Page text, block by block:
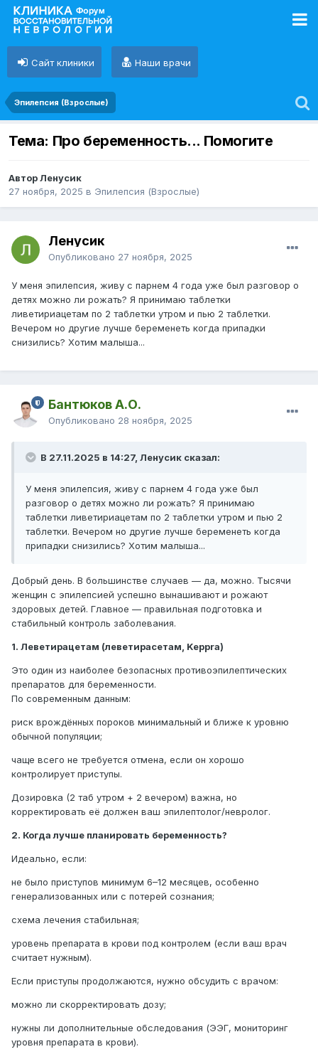
Сайт клиники Наши врачи
Эпилепсия (Взрослые)
Тема: Про беременность... Помогите
Автор Ленусик
27 ноября, 2025 в Эпилепсия (Взрослые)
Ленусик
Опубликовано 27 ноября, 2025
У меня эпилепсия, живу с парнем 4 года уже был разговор о
детях можно ли рожать? Я принимаю таблетки
ливетириацетам по 2 таблетки утром и пью 2 таблетки.
Вечером но другие лучше беременеть когда припадки
снизились? Хотим малыша...
Бантюков А.О.
Опубликовано 28 ноября, 2025
В 27.11.2025 в 14:27, Ленусик сказал:
У меня эпилепсия, живу с парнем 4 года уже был
разговор о детях можно ли рожать? Я принимаю
таблетки ливетириацетам по 2 таблетки утром и пью 2
таблетки. Вечером но другие лучше беременеть когда
припадки снизились? Хотим малыша...
Добрый день. В большинстве случаев — да, можно. Тысячи
женщин с эпилепсией успешно вынашивают и рожают
здоровых детей. Главное — правильная подготовка и
стабильный контроль заболевания.
1. Леветирацетам (леветирасетам, Keppra)
Это один из наиболее безопасных противоэпилептических
препаратов для беременности.
По современным данным:
риск врождённых пороков минимальный и ближе к уровню
обычной популяции;
чаще всего не требуется отмена, если он хорошо
контролирует приступы.
Дозировка (2 таб утром + 2 вечером) важна, но
корректировать её должен ваш эпилептолог/невролог.
2. Когда лучше планировать беременность?
Идеально, если:
не было приступов минимум 6–12 месяцев, особенно
генерализованных или с потерей сознания;
схема лечения стабильная;
уровень препарата в крови под контролем (если ваш врач
считает нужным).
Если приступы продолжаются, нужно обсудить с врачом:
можно ли скорректировать дозу;
нужны ли дополнительные обследования (ЭЭГ, мониторинг
уровня препарата в крови).